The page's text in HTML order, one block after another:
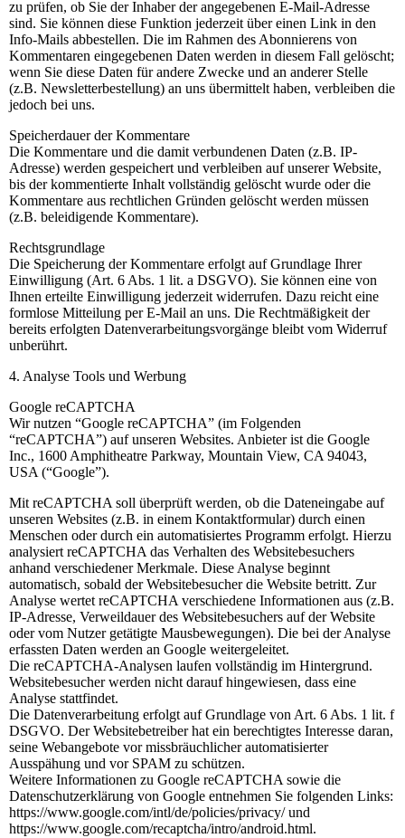
zu prüfen, ob Sie der Inhaber der angegebenen E-Mail-Adresse
sind. Sie können diese Funktion jederzeit über einen Link in den
Info-Mails abbestellen. Die im Rahmen des Abonnierens von
Kommentaren eingegebenen Daten werden in diesem Fall gelöscht;
wenn Sie diese Daten für andere Zwecke und an anderer Stelle
(z.B. Newsletterbestellung) an uns übermittelt haben, verbleiben die
jedoch bei uns.
Speicherdauer der Kommentare
Die Kommentare und die damit verbundenen Daten (z.B. IP-
Adresse) werden gespeichert und verbleiben auf unserer Website,
bis der kommentierte Inhalt vollständig gelöscht wurde oder die
Kommentare aus rechtlichen Gründen gelöscht werden müssen
(z.B. beleidigende Kommentare).
Rechtsgrundlage
Die Speicherung der Kommentare erfolgt auf Grundlage Ihrer
Einwilligung (Art. 6 Abs. 1 lit. a DSGVO). Sie können eine von
Ihnen erteilte Einwilligung jederzeit widerrufen. Dazu reicht eine
formlose Mitteilung per E-Mail an uns. Die Rechtmäßigkeit der
bereits erfolgten Datenverarbeitungsvorgänge bleibt vom Widerruf
unberührt.
4. Analyse Tools und Werbung
Google reCAPTCHA
Wir nutzen “Google reCAPTCHA” (im Folgenden
“reCAPTCHA”) auf unseren Websites. Anbieter ist die Google
Inc., 1600 Amphitheatre Parkway, Mountain View, CA 94043,
USA (“Google”).
Mit reCAPTCHA soll überprüft werden, ob die Dateneingabe auf
unseren Websites (z.B. in einem Kontaktformular) durch einen
Menschen oder durch ein automatisiertes Programm erfolgt. Hierzu
analysiert reCAPTCHA das Verhalten des Websitebesuchers
anhand verschiedener Merkmale. Diese Analyse beginnt
automatisch, sobald der Websitebesucher die Website betritt. Zur
Analyse wertet reCAPTCHA verschiedene Informationen aus (z.B.
IP-Adresse, Verweildauer des Websitebesuchers auf der Website
oder vom Nutzer getätigte Mausbewegungen). Die bei der Analyse
erfassten Daten werden an Google weitergeleitet.
Die reCAPTCHA-Analysen laufen vollständig im Hintergrund.
Websitebesucher werden nicht darauf hingewiesen, dass eine
Analyse stattfindet.
Die Datenverarbeitung erfolgt auf Grundlage von Art. 6 Abs. 1 lit. f
DSGVO. Der Websitebetreiber hat ein berechtigtes Interesse daran,
seine Webangebote vor missbräuchlicher automatisierter
Ausspähung und vor SPAM zu schützen.
Weitere Informationen zu Google reCAPTCHA sowie die
Datenschutzerklärung von Google entnehmen Sie folgenden Links:
https://www.google.com/intl/de/policies/privacy/ und
https://www.google.com/recaptcha/intro/android.html.